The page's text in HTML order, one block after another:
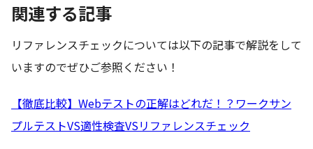
関連する記事
リファレンスチェックについては以下の記事で解説をして
いますのでぜひご参照ください！
【徹底比較】Webテストの正解はどれだ！？ワークサン
プルテストVS適性検査VSリファレンスチェック